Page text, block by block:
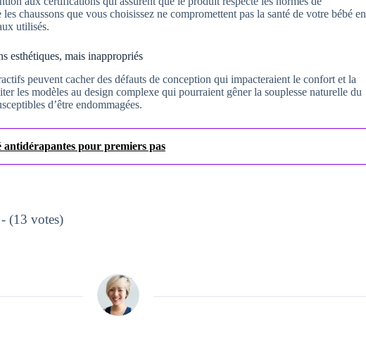
chaussons que vous choisissez ne compromettent pas la santé de votre bébé en
utilisés.
esthétiques, mais inappropriés
peuvent cacher des défauts de conception qui impacteraient le confort et la
les modèles au design complexe qui pourraient gêner la souplesse naturelle du
d’être endommagées.
antidérapantes pour premiers pas
(13 votes)